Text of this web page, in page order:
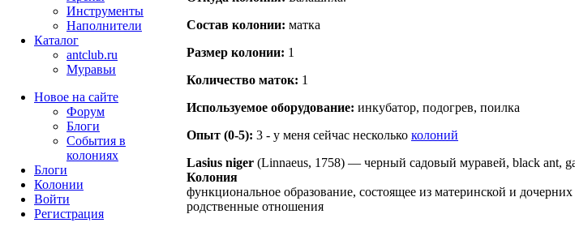
Состав кoлонии: матка
Размер кoлонии: 1
Количество маток: 1
Используемое оборудование: инкубатор, подогрев, поилка
Опыт (0-5): 3 - у меня сейчас несколько колоний
Lasius niger (Linnaeus, 1758) — черный садовый муравей, black ant,
Колония
функциональное образование, состоящее из материнской и
родственные отношения
Инструменты
Наполнители
Каталог
antclub.ru
Муравьи
Новое на сайте
Форум
Блоги
События в
колониях
Блоги
Колонии
Войти
Peгиcтpaция